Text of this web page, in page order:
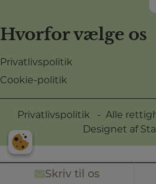
Hvorfor vælge os
Privatlivspolitik
Cookie-politik
Privatlivspolitik - Alle
Designet af
Skriv til os